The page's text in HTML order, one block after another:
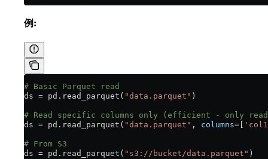
例:
# Basic Parquet read
ds = pd.read_parquet( "data.parquet" )
# Read specific columns only (efficient - only
ds = pd.read_parquet( "data.parquet" , columns=
# From S3
ds = pd.read_parquet( "s3://bucket/data.parquet" )